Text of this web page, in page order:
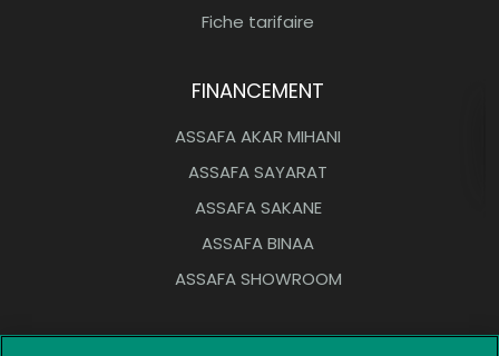
Fiche tarifaire
FINANCEMENT
ASSAFA AKAR MIHANI
ASSAFA SAYARAT
ASSAFA SAKANE
ASSAFA BINAA
ASSAFA SHOWROOM